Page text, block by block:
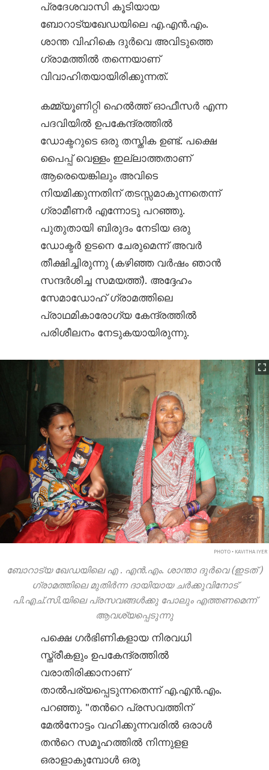
പ്രദേശവാസി കൂടിയായ
ബോറാട്യഖേഡയിലെ എ.എൻ.എം.
ശാന്ത വിഹികെ ദുർവെ അവിടുത്തെ
ഗ്രാമത്തിൽ തന്നെയാണ്
വിവാഹിതയായിരിക്കുന്നത്.
കമ്മ്യൂണിറ്റി ഹെൽത്ത് ഓഫീസർ എന്ന
പദവിയിൽ ഉപകേന്ദ്രത്തിൽ
ഡോക്ടറുടെ ഒരു തസ്തിക ഉണ്ട്. പക്ഷെ
പൈപ്പ് വെള്ളം ഇല്ലാത്തതാണ്
ആരെയെങ്കിലും അവിടെ
നിയമിക്കുന്നതിന് തടസ്സമാകുന്നതെന്ന്
ഗ്രാമീണർ എന്നോടു പറഞ്ഞു.
പുതുതായി ബിരുദം നേടിയ ഒരു
ഡോക്ടർ ഉടനെ ചേരുമെന്ന് അവർ
തീക്ഷിച്ചിരുന്നു (കഴിഞ്ഞ വർഷം ഞാൻ
സന്ദർശിച്ച സമയത്ത്). അദ്ദേഹം
സേമാഡോഹ് ഗ്രാമത്തിലെ
പ്രാഥമികാരോഗ്യ കേന്ദ്രത്തിൽ
പരിശീലനം നേടുകയായിരുന്നു.
PHOTO • KAVITHA IYER
ബോറാട്യ ഖേഡയിലെ എ . എൻ.എം. ശാന്താ ദുർവെ (ഇടത്)
ഗ്രാമത്തിലെ മുതിർന്ന ദായിയായ ചര്‍ക്കുവിനോട്
പി.എച്.സി.യിലെ പ്രസവങ്ങൾക്കു പോലും എത്തണമെന്ന്
ആവശ്യപ്പെടുന്നു
പക്ഷെ ഗർഭിണികളായ നിരവധി
സ്ത്രീകളും ഉപകേന്ദ്രത്തിൽ
വരാതിരിക്കാനാണ്
താൽപര്യപ്പെടുന്നതെന്ന് എ.എൻ.എം.
പറഞ്ഞു. "തന്‍റെ പ്രസവത്തിന്
മേൽനോട്ടം വഹിക്കുന്നവരിൽ ഒരാൾ
തന്‍റെ സമൂഹത്തിൽ നിന്നുളള
ഒരാളാകുമ്പോൾ ഒരു